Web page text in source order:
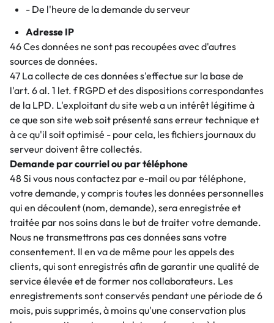
- De l'heure de la demande du serveur
Adresse IP
46 Ces données ne sont pas recoupées avec d'autres
sources de données.
47 La collecte de ces données s'effectue sur la base de
l'art. 6 al. 1 let. f RGPD et des dispositions correspondantes
de la LPD. L'exploitant du site web a un intérêt légitime à
ce que son site web soit présenté sans erreur technique et
à ce qu'il soit optimisé - pour cela, les fichiers journaux du
serveur doivent être collectés.
Demande par courriel ou par téléphone
48 Si vous nous contactez par e-mail ou par téléphone,
votre demande, y compris toutes les données personnelles
qui en découlent (nom, demande), sera enregistrée et
traitée par nos soins dans le but de traiter votre demande.
Nous ne transmettrons pas ces données sans votre
consentement. Il en va de même pour les appels des
clients, qui sont enregistrés afin de garantir une qualité de
service élevée et de former nos collaborateurs. Les
enregistrements sont conservés pendant une période de 6
mois, puis supprimés, à moins qu'une conservation plus